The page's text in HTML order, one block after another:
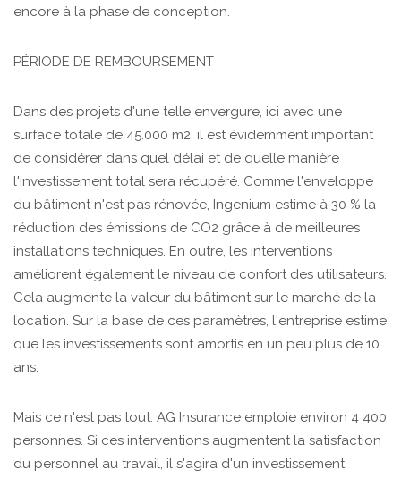
encore à la phase de conception.
PÉRIODE DE REMBOURSEMENT
Dans des projets d'une telle envergure, ici avec une
surface totale de 45.000 m2, il est évidemment important
de considérer dans quel délai et de quelle manière
l'investissement total sera récupéré. Comme l'enveloppe
du bâtiment n'est pas rénovée, Ingenium estime à 30 % la
réduction des émissions de CO2 grâce à de meilleures
installations techniques. En outre, les interventions
améliorent également le niveau de confort des utilisateurs.
Cela augmente la valeur du bâtiment sur le marché de la
location. Sur la base de ces paramètres, l'entreprise estime
que les investissements sont amortis en un peu plus de 10
ans.
Mais ce n'est pas tout. AG Insurance emploie environ 4 400
personnes. Si ces interventions augmentent la satisfaction
du personnel au travail, il s'agira d'un investissement